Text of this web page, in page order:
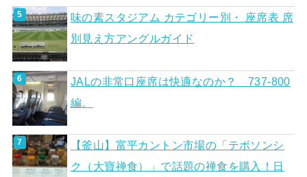
味の素スタジアム カテゴリー別・ 座席表 席
別見え方アングルガイド
JALの非常口座席は快適なのか？ 737-800
編。
【釜山】富平カントン市場の「テボソンシ
ク（大寶禅食）」で話題の禅食を購入！日